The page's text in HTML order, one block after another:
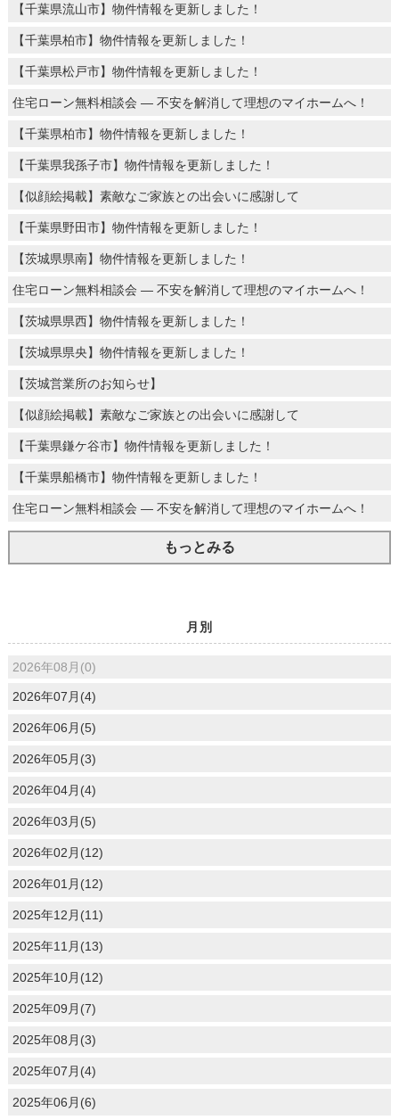
【千葉県流山市】物件情報を更新しました！
【千葉県柏市】物件情報を更新しました！
【千葉県松戸市】物件情報を更新しました！
住宅ローン無料相談会 ― 不安を解消して理想のマイホームへ！
【千葉県柏市】物件情報を更新しました！
【千葉県我孫子市】物件情報を更新しました！
【似顔絵掲載】素敵なご家族との出会いに感謝して
【千葉県野田市】物件情報を更新しました！
【茨城県県南】物件情報を更新しました！
住宅ローン無料相談会 ― 不安を解消して理想のマイホームへ！
【茨城県県西】物件情報を更新しました！
【茨城県県央】物件情報を更新しました！
【茨城営業所のお知らせ】
【似顔絵掲載】素敵なご家族との出会いに感謝して
【千葉県鎌ケ谷市】物件情報を更新しました！
【千葉県船橋市】物件情報を更新しました！
住宅ローン無料相談会 ― 不安を解消して理想のマイホームへ！
もっとみる
月別
2026年08月(0)
2026年07月(4)
2026年06月(5)
2026年05月(3)
2026年04月(4)
2026年03月(5)
2026年02月(12)
2026年01月(12)
2025年12月(11)
2025年11月(13)
2025年10月(12)
2025年09月(7)
2025年08月(3)
2025年07月(4)
2025年06月(6)